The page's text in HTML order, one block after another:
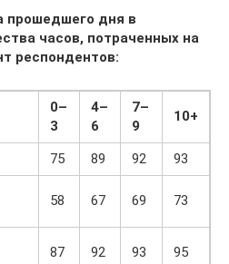
прошедшего дня в
часов, потраченных на
респондентов:
0–
3
4–
6
7–
9
10+
75 89 92
93
58 67 69 73
87 92 93 95